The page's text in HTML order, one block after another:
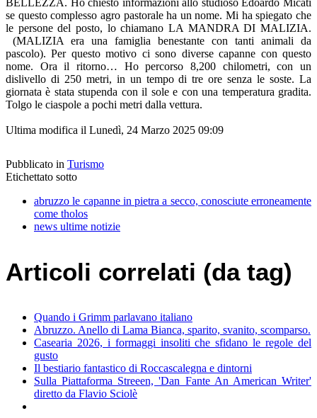
BELLEZZA. Ho chiesto informazioni allo studioso Edoardo Micati
se questo complesso agro pastorale ha un nome. Mi ha spiegato che
le persone del posto, lo chiamano LA MANDRA DI MALIZIA.
(MALIZIA era una famiglia benestante con tanti animali da
pascolo). Per questo motivo ci sono diverse capanne con questo
nome. Ora il ritorno… Ho percorso 8,200 chilometri, con un
dislivello di 250 metri, in un tempo di tre ore senza le soste. La
giornata è stata stupenda con il sole e con una temperatura gradita.
Tolgo le ciaspole a pochi metri dalla vettura.
Ultima modifica il Lunedì, 24 Marzo 2025 09:09
Pubblicato in Turismo
Etichettato sotto
abruzzo le capanne in pietra a secco, conosciute erroneamente
come tholos
news ultime notizie
Articoli correlati (da tag)
Quando i Grimm parlavano italiano
Abruzzo. Anello di Lama Bianca, sparito, svanito, scomparso.
Casearia 2026, i formaggi insoliti che sfidano le regole del
gusto
Il bestiario fantastico di Roccascalegna e dintorni
Sulla Piattaforma Streeen, 'Dan Fante An American Writer'
diretto da Flavio Sciolè